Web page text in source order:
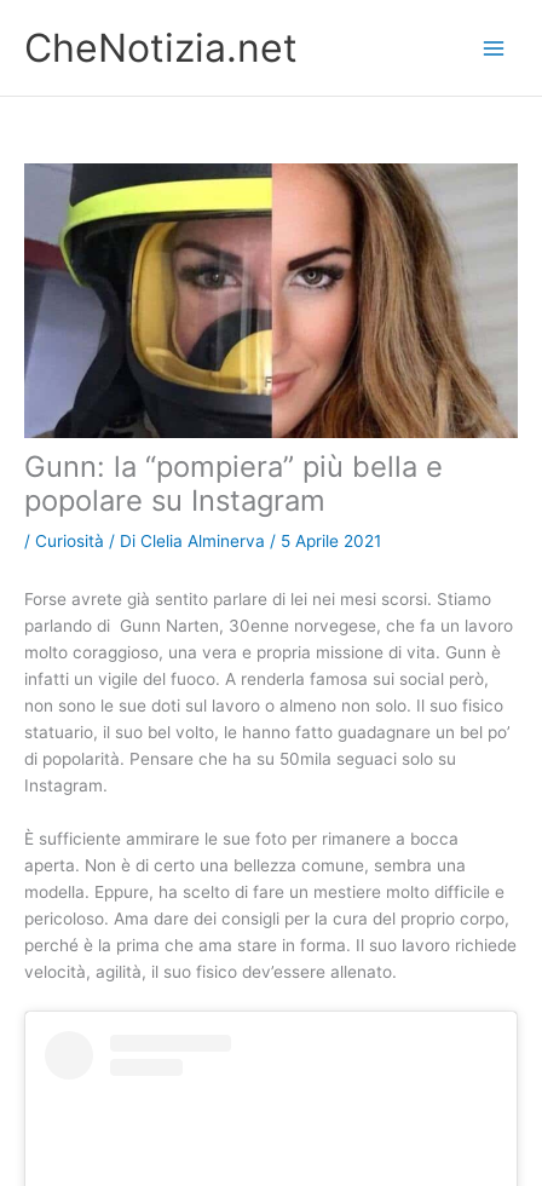
contenuto
CheNotizia.net
Gunn: la “pompiera” più bella e
popolare su Instagram
/ Curiosità / Di Clelia Alminerva / 5 Aprile 2021
Forse avrete già sentito parlare di lei nei mesi scorsi. Stiamo
parlando di Gunn Narten, 30enne norvegese, che fa un lavoro
molto coraggioso, una vera e propria missione di vita. Gunn è
infatti un vigile del fuoco. A renderla famosa sui social però,
non sono le sue doti sul lavoro o almeno non solo. Il suo fisico
statuario, il suo bel volto, le hanno fatto guadagnare un bel po’
di popolarità. Pensare che ha su 50mila seguaci solo su
Instagram.
È sufficiente ammirare le sue foto per rimanere a bocca
aperta. Non è di certo una bellezza comune, sembra una
modella. Eppure, ha scelto di fare un mestiere molto difficile e
pericoloso. Ama dare dei consigli per la cura del proprio corpo,
perché è la prima che ama stare in forma. Il suo lavoro richiede
velocità, agilità, il suo fisico dev’essere allenato.